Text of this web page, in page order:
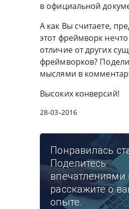
в официальной
А как Вы считаете,
этот фреймворк
отличие от других
фреймворков?
мыслями в
Высоких конверсий!
28-03-2016
Понравилась
Поделитесь
впечатлениями
расскажите о
опыте.